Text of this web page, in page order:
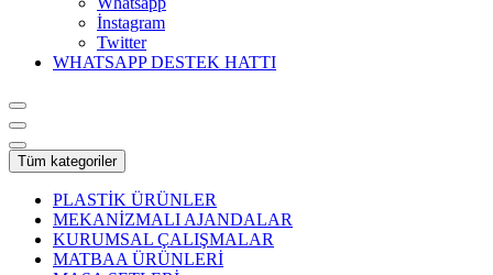
İnstagram
Twitter
WHATSAPP DESTEK HATTI
Tüm kategoriler
PLASTİK ÜRÜNLER
MEKANİZMALI AJANDALAR
KURUMSAL ÇALIŞMALAR
MATBAA ÜRÜNLERİ